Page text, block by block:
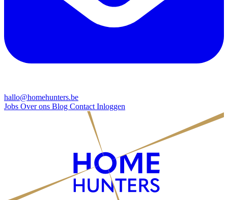
hallo@homehunters.be
Jobs Over ons Blog Contact Inloggen